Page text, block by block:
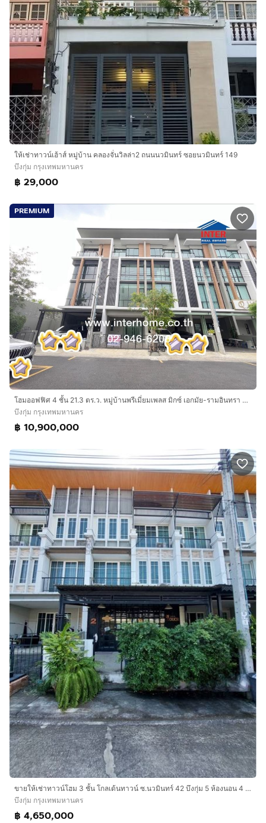
ให้เช่าทาวน์เฮ้าส์ หมู่บ้าน คลองจั่นวิลล่า2 ถนนนวมินทร์ ซอยนวมินทร์ 149
บึงกุ่ม กรุงเทพมหานคร
฿ 29,000
PREMIUM
โฮมออฟฟิศ 4 ชั้น 21.3 ตร.ว. หมู่บ้านพรีเมี่ยมเพลส มิกซ์ เอกมัย-รามอินทรา ถนนนวลจันทร์ ถนนเกษตร-นวมินทร์ ถนนรามอินทรา เขตบึงกุ่ม กรุงเทพ
บึงกุ่ม กรุงเทพมหานคร
฿ 10,900,000
ขายให้เช่าทาวน์โฮม 3 ชั้น โกลเด้นทาวน์ ซ.นวมินทร์ 42 บึงกุ่ม 5 ห้องนอน 4 ห้องน้ำ ต่อเติมครบ ไซส์ใหญ่ที่สุดในโครงการ
บึงกุ่ม กรุงเทพมหานคร
฿ 4,650,000